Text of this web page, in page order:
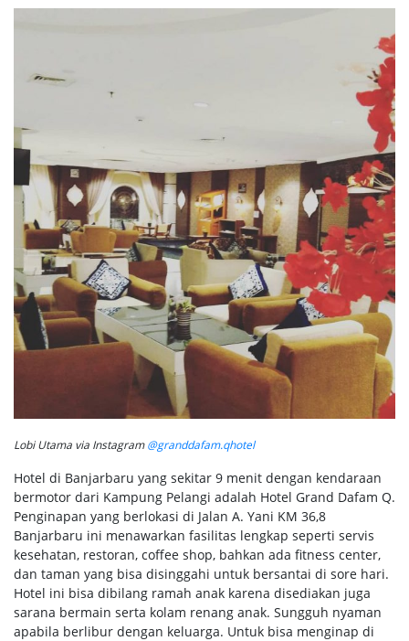
Lobi Utama via Instagram@granddafam.qhotel
Hotel di Banjarbaru yang sekitar 9 menit dengan kendaraan
bermotor dari Kampung Pelangi adalah Hotel Grand Dafam Q.
Penginapan yang berlokasi di Jalan A. Yani KM 36,8
Banjarbaru ini menawarkan fasilitas lengkap seperti servis
kesehatan, restoran, coffee shop, bahkan ada fitness center,
dan taman yang bisa disinggahi untuk bersantai di sore hari.
Hotel ini bisa dibilang ramah anak karena disediakan juga
sarana bermain serta kolam renang anak. Sungguh nyaman
apabila berlibur dengan keluarga. Untuk bisa menginap di